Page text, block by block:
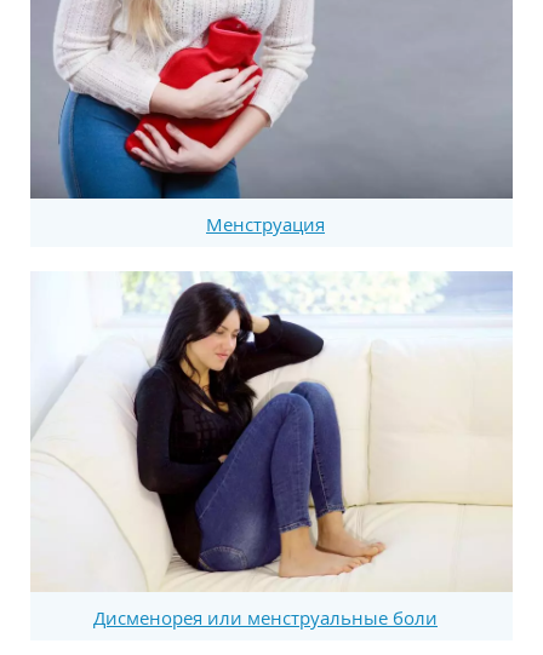
Менструация
Дисменорея или менструальные боли